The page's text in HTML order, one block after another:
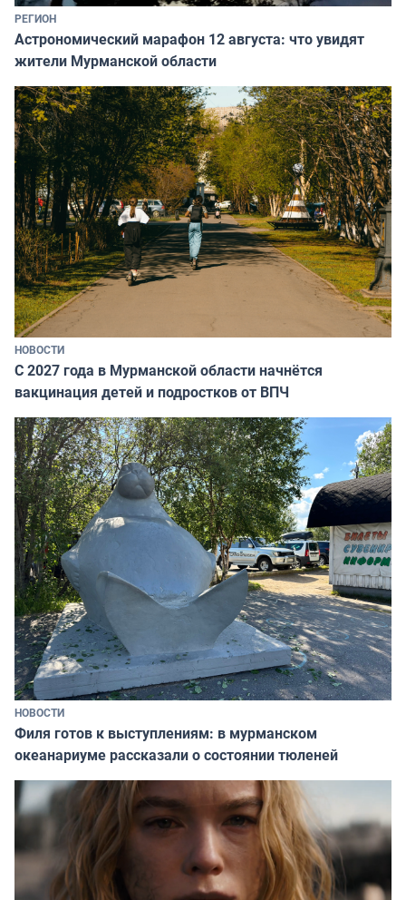
РЕГИОН
Астрономический марафон 12 августа: что увидят
жители Мурманской области
НОВОСТИ
С 2027 года в Мурманской области начнётся
вакцинация детей и подростков от ВПЧ
НОВОСТИ
Филя готов к выступлениям: в мурманском
океанариуме рассказали о состоянии тюленей